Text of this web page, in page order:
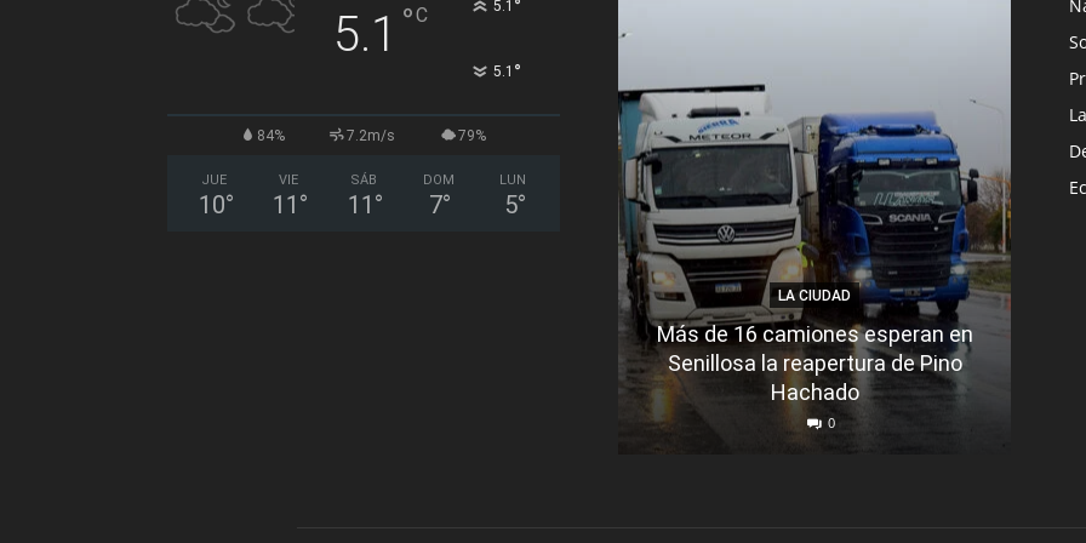
5.1 °C 5.1 °
5.1 °
84% 7.2m/s 79%
JUE
10°
VIE
11 °
SÁB
11 °
DOM
7°
LUN
5°
LA CIUDAD
Más de 16 camiones esperan en
Senillosa la reapertura de Pino
Hachado
0